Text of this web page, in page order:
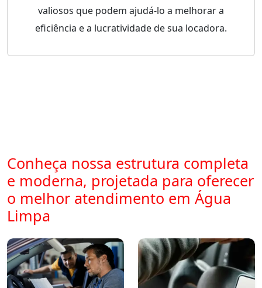
valiosos que podem ajudá-lo a melhorar a
eficiência e a lucratividade de sua locadora.
Conheça nossa estrutura completa
e moderna, projetada para oferecer
o melhor atendimento em Água
Limpa